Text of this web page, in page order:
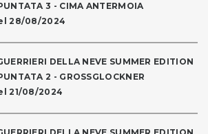
3 - CIMA ANTERMOIA
28/08/2024
DELLA NEVE SUMMER EDITION
2 - GROSSGLOCKNER
21/08/2024